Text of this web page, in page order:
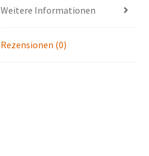
Weitere Informationen
Rezensionen (0)